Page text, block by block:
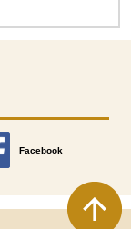
Facebook
別のウィンドウで開きます